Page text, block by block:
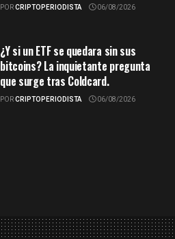
PORCRIPTOPERIODISTA 06/08/2026
¿Y si un ETF se quedara sin sus
bitcoins? La inquietante pregunta
que surge tras Coldcard.
PORCRIPTOPERIODISTA 06/08/2026